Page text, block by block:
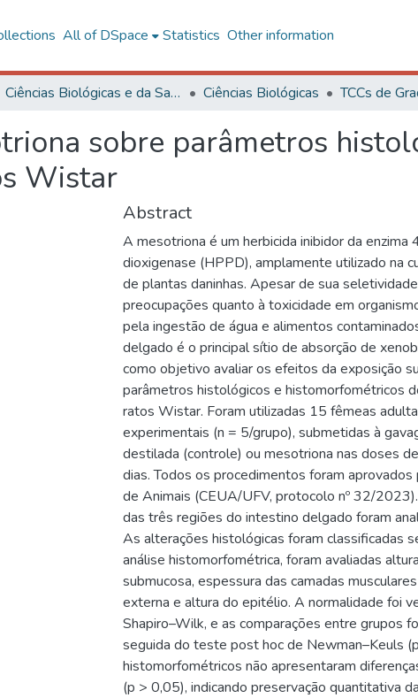
All of DSpace Statistics Other information
Ciências Biológicas e da Saúde Ciências Biológicas TCCs de
sobre parâmetros
Wistar
Abstract
A mesotriona é um herbicida inibidor da enzima
dioxigenase (HPPD), amplamente utilizado na
de plantas daninhas. Apesar de sua
preocupações quanto à toxicidade em
pela ingestão de água e alimentos
delgado é o principal sítio de absorção de
como objetivo avaliar os efeitos da exposição
parâmetros histológicos e histomorfométricos
ratos Wistar. Foram utilizadas 15 fêmeas
experimentais (n = 5/grupo), submetidas à
destilada (controle) ou mesotriona nas doses
dias. Todos os procedimentos foram
de Animais (CEUA/UFV, protocolo nº 32/
das três regiões do intestino delgado foram
As alterações histológicas foram classificadas
análise histomorfométrica, foram avaliadas
submucosa, espessura das camadas
externa e altura do epitélio. A normalidade foi
Shapiro–Wilk, e as comparações entre grupos
seguida do teste post hoc de Newman–Keuls
histomorfométricos não apresentaram
(p > 0,05), indicando preservação quantitativa